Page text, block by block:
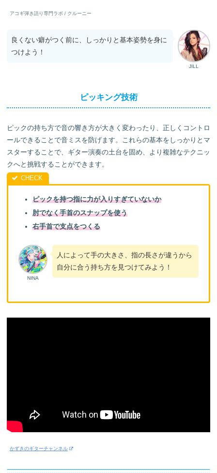
アコギ弾き語り専門ラボ / クルーニー
JILL
良くない癖がつく前に、しっかりと基本姿勢を身に
つけよう！
ピッキング技術
ピックの持ち方で音の響き方が大きく変わったり、正しくコントロ
ールできることで音ミスを防げます。これらの基本をしっかりとマ
スターすることで、ギター演奏の土台を固め、より複雑なテクニッ
クへと挑戦することができます。
ピックを持つ指に力が入りすぎていないか
肘でなく手首のスナップを使う
右手首で支点をつくる
NINA
人によって手の大きさ、指の長さが違うから
自分に合う持ち方を見つけてみよう！
かずきのギターチャンネル